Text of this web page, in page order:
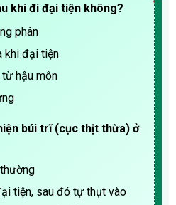
khi đi đại tiện không?
phân
khi đại tiện
hậu môn
búi trĩ (cục thịt thừa) ở
tiện, sau đó tự thụt vào